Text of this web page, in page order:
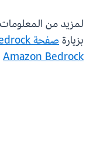
بزيارةصفحة Amazon Bedrock
Amazon Bedrock